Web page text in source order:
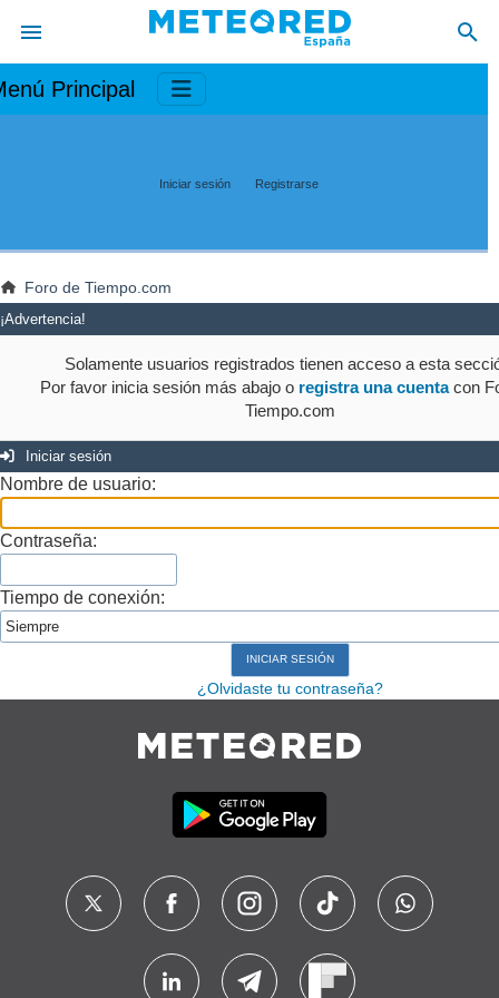
Principal
Iniciar sesión Registrarse
Foro de Tiempo.com
¡Advertencia!
Solamente usuarios registrados tienen acceso a esta
Por favor inicia sesión más abajo o registra una cuentacon
Tiempo.com
Iniciar sesión
Nombre de usuario:
Contraseña:
Tiempo de conexión:
¿Olvidaste tu contraseña?